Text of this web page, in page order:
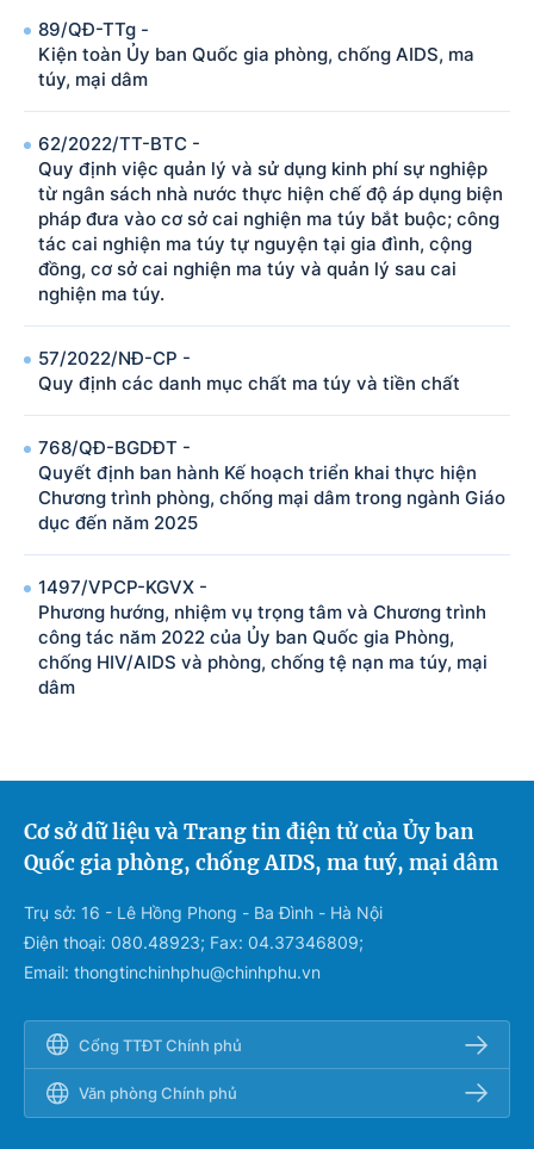
89/QÐ-TTg -
Kiện toàn Ủy ban Quốc gia phòng, chống AIDS, ma
túy, mại dâm
62/2022/TT-BTC -
Quy định việc quản lý và sử dụng kinh phí sự nghiệp
từ ngân sách nhà nước thực hiện chế độ áp dụng biện
pháp đưa vào cơ sở cai nghiện ma túy bắt buộc; công
tác cai nghiện ma túy tự nguyện tại gia đình, cộng
đồng, cơ sở cai nghiện ma túy và quản lý sau cai
nghiện ma túy.
57/2022/NÐ-CP -
Quy định các danh mục chất ma túy và tiền chất
768/QÐ-BGDÐT -
Quyết định ban hành Kế hoạch triển khai thực hiện
Chương trình phòng, chống mại dâm trong ngành Giáo
dục đến năm 2025
1497/VPCP-KGVX -
Phương hướng, nhiệm vụ trọng tâm và Chương trình
công tác năm 2022 của Ủy ban Quốc gia Phòng,
chống HIV/AIDS và phòng, chống tệ nạn ma túy, mại
dâm
Cơ sở dữ liệu và Trang tin điện tử của Ủy ban
Quốc gia phòng, chống AIDS, ma tuý, mại dâm
Trụ sở: 16 - Lê Hồng Phong - Ba Đình - Hà Nội
Điện thoại: 080.48923; Fax: 04.37346809;
Email: thongtinchinhphu@chinhphu.vn
Cổng TTĐT Chính phủ
Văn phòng Chính phủ